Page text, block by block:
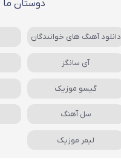
دوستان ما
دانلود آهنگ های خوانندگان
آی سانگز
گیسو موزیک
سل آهنگ
لیمر موزیک